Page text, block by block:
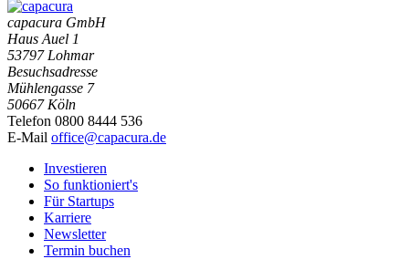
capacura GmbH
Haus Auel 1
53797 Lohmar
Besuchsadresse
Mühlengasse 7
50667 Köln
Telefon 0800 8444 536
E-Mail office@capacura.de
Investieren
So funktioniert's
Für Startups
Karriere
Newsletter
Termin buchen